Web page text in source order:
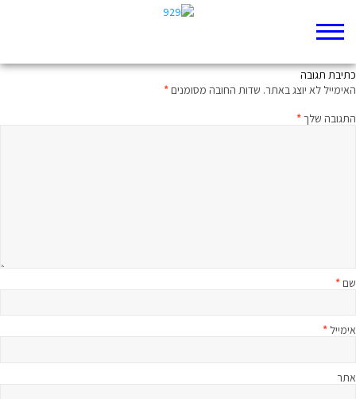
כתיבת תגובה
האימייל לא יוצג באתר. שדות החובה מסומנים*
התגובה שלך*
שם*
אימייל *
אתר